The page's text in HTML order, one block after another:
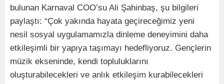
bulunan Karnaval COO’su Ali Şahinbaş, şu bilgileri
paylaştı: “Çok yakında hayata geçireceğimiz yeni
nesil sosyal uygulamamızla dinleme deneyimini daha
etkileşimli bir yapıya taşımayı hedefliyoruz. Gençlerin
müzik ekseninde, kendi topluluklarını
oluşturabilecekleri ve anlık etkileşim kurabilecekleri